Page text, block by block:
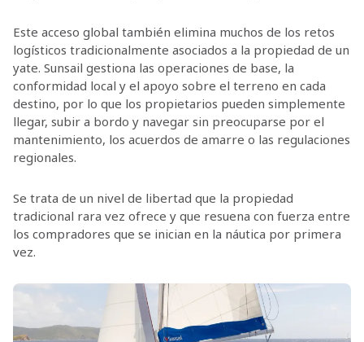
Este acceso global también elimina muchos de los retos
logísticos tradicionalmente asociados a la propiedad de un
yate. Sunsail gestiona las operaciones de base, la
conformidad local y el apoyo sobre el terreno en cada
destino, por lo que los propietarios pueden simplemente
llegar, subir a bordo y navegar sin preocuparse por el
mantenimiento, los acuerdos de amarre o las regulaciones
regionales.
Se trata de un nivel de libertad que la propiedad
tradicional rara vez ofrece y que resuena con fuerza entre
los compradores que se inician en la náutica por primera
vez.